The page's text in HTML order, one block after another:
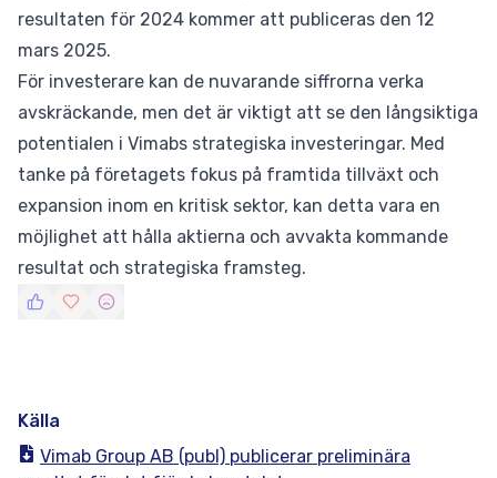
resultaten för 2024 kommer att publiceras den 12
mars 2025.
För investerare kan de nuvarande siffrorna verka
avskräckande, men det är viktigt att se den långsiktiga
potentialen i Vimabs strategiska investeringar. Med
tanke på företagets fokus på framtida tillväxt och
expansion inom en kritisk sektor, kan detta vara en
möjlighet att hålla aktierna och avvakta kommande
resultat och strategiska framsteg.
Källa
Vimab Group AB (publ) publicerar preliminära